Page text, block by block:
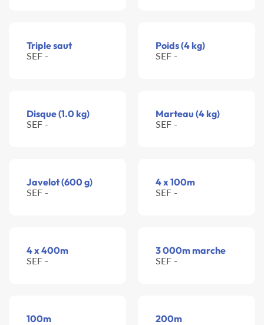
Triple saut
SEF -
Poids (4 kg)
SEF -
Disque (1.0 kg)
SEF -
Marteau (4 kg)
SEF -
Javelot (600 g)
SEF -
4 x 100m
SEF -
4 x 400m
SEF -
3 000m marche
SEF -
100m 200m